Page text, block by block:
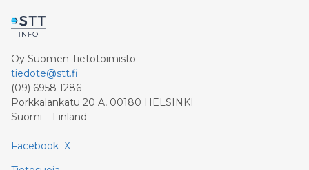
Oy Suomen Tietotoimisto
tiedote@stt.fi
(09) 6958 1286
Porkkalankatu 20 A, 00180 HELSINKI
Suomi – Finland
Facebook X